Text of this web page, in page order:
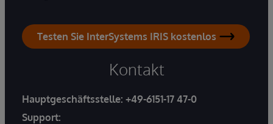
Testen Sie InterSystems IRIS kostenlos
Kontakt
Hauptgeschäftsstelle: +49-6151-17 47-0
Support: